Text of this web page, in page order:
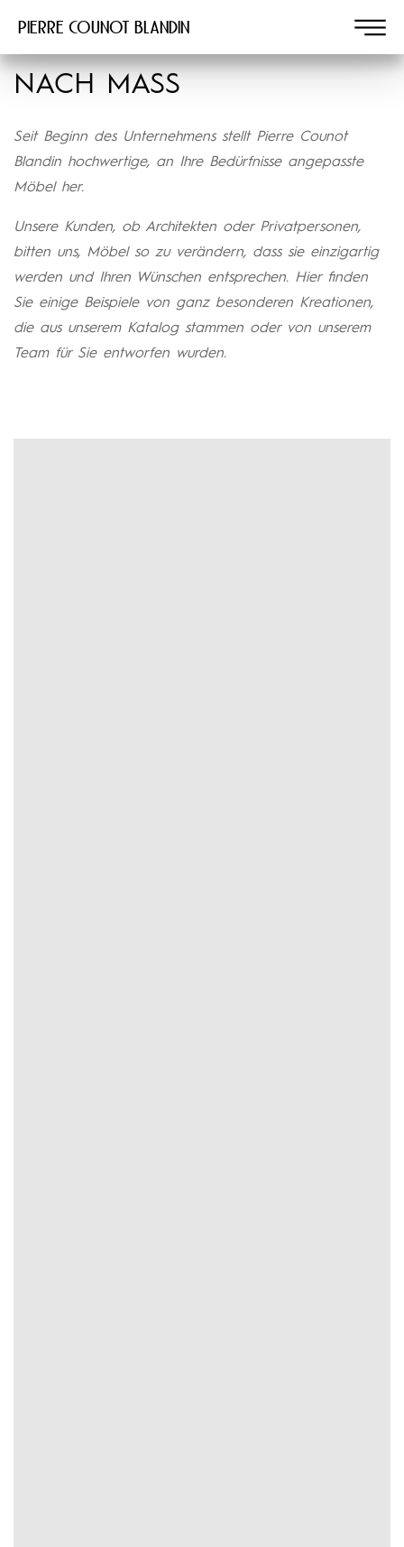
Pierre COUNOT BLANDIN
NACH MASS
Seit Beginn des Unternehmens stellt Pierre Counot
Blandin hochwertige, an Ihre Bedürfnisse angepasste
Möbel her.
Unsere Kunden, ob Architekten oder Privatpersonen,
bitten uns, Möbel so zu verändern, dass sie einzigartig
werden und Ihren Wünschen entsprechen. Hier finden
Sie einige Beispiele von ganz besonderen Kreationen,
die aus unserem Katalog stammen oder von unserem
Team für Sie entworfen wurden.